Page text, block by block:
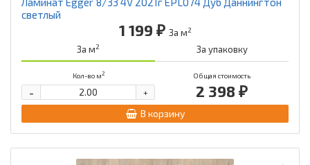
светлый
1 199 ₽ За м2
За м2 За упаковку
Кол-во м2 Общая стоимость
2 398 ₽
+
-
В корзину